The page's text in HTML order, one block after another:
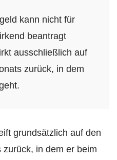
kann nicht für
beantragt
ausschließlich auf
zurück, in dem
grundsätzlich auf den
in dem er beim